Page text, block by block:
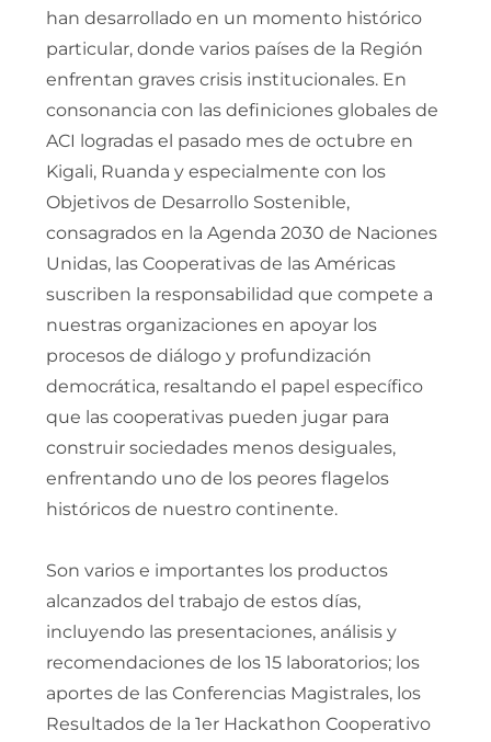
han desarrollado en un momento histórico
particular, donde varios países de la Región
enfrentan graves crisis institucionales. En
consonancia con las definiciones globales de
ACI logradas el pasado mes de octubre en
Kigali, Ruanda y especialmente con los
Objetivos de Desarrollo Sostenible,
consagrados en la Agenda 2030 de Naciones
Unidas, las Cooperativas de las Américas
suscriben la responsabilidad que compete a
nuestras organizaciones en apoyar los
procesos de diálogo y profundización
democrática, resaltando el papel específico
que las cooperativas pueden jugar para
construir sociedades menos desiguales,
enfrentando uno de los peores flagelos
históricos de nuestro continente.
Son varios e importantes los productos
alcanzados del trabajo de estos días,
incluyendo las presentaciones, análisis y
recomendaciones de los 15 laboratorios; los
aportes de las Conferencias Magistrales, los
Resultados de la 1er Hackathon Cooperativo